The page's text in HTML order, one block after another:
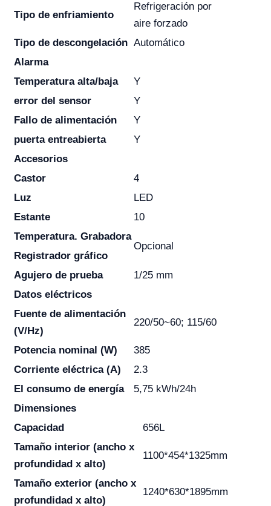
Tipo de enfriamiento
Refrigeración por
aire forzado
Tipo de descongelación Automático
Alarma
Temperatura alta/baja
Y
error del sensor
Y
Fallo de alimentación
Y
puerta entreabierta
Y
Accesorios
Castor
4
Luz
LED
Estante
10
Temperatura. Grabadora
Opcional
Registrador gráfico
Agujero de prueba
1/25 mm
Datos eléctricos
Fuente de alimentación
(V/Hz)
220/50~60; 115/60
Potencia nominal (W)
385
Corriente eléctrica (A)
2.3
El consumo de energía
5,75 kWh/24h
Dimensiones
Capacidad
656L
Tamaño interior (ancho x
profundidad x alto)
1100*454*1325mm
Tamaño exterior (ancho x
profundidad x alto)
1240*630*1895mm